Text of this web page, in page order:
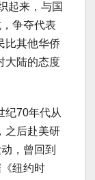
起来，与国
争夺代表
比其他华侨
大陆的态度
70年代从
之后赴美研
，曾回到
纽约时